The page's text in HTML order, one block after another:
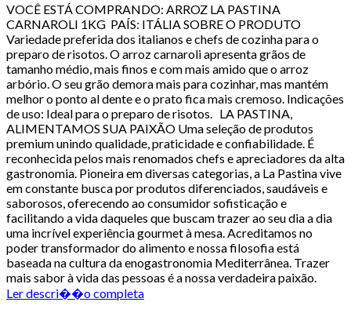
VOCÊ ESTÁ COMPRANDO: ARROZ LA PASTINA
CARNAROLI 1KG PAÍS: ITÁLIA SOBRE O PRODUTO
Variedade preferida dos italianos e chefs de cozinha para o
preparo de risotos. O arroz carnaroli apresenta grãos de
tamanho médio, mais finos e com mais amido que o arroz
arbório. O seu grão demora mais para cozinhar, mas mantém
melhor o ponto al dente e o prato fica mais cremoso. Indicações
de uso: Ideal para o preparo de risotos. LA PASTINA,
ALIMENTAMOS SUA PAIXÃO Uma seleção de produtos
premium unindo qualidade, praticidade e confiabilidade. É
reconhecida pelos mais renomados chefs e apreciadores da alta
gastronomia. Pioneira em diversas categorias, a La Pastina vive
em constante busca por produtos diferenciados, saudáveis e
saborosos, oferecendo ao consumidor sofisticação e
facilitando a vida daqueles que buscam trazer ao seu dia a dia
uma incrível experiência gourmet à mesa. Acreditamos no
poder transformador do alimento e nossa filosofia está
baseada na cultura da enogastronomia Mediterrânea. Trazer
mais sabor à vida das pessoas é a nossa verdadeira paixão.
Ler descri��o completa